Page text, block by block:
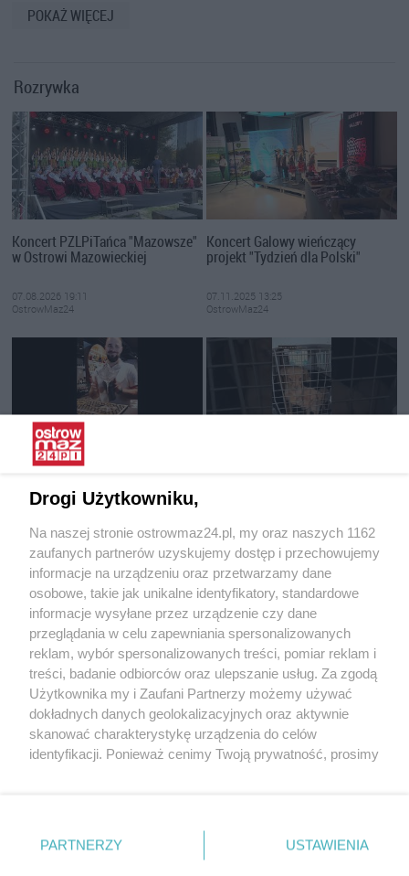
POKAŻ WIĘCEJ
Rozrywka
Koncert PZLPiTańca "Mazowsze"
w Ostrowi Mazowieckiej
07.08.2026 19:11
OstrowMaz24
Koncert Galowy wieńczący
projekt "Tydzień dla Polski"
07.11.2025 13:25
OstrowMaz24
Restauracja W.O.R zaprasza na
OstrowMaz24
OstrowMaz24
Wieczór z muzyką Krzysztofa
Krawczyka w Starej Elektrowni
07.05.2025 12:31
OstrowMaz24
Spotkanie z Rafałem
Trzaskowskim w Ostrowi
Mazowieckiej
06.04.2025 13:49
OstrowMaz24
Drogi Użytkowniku,
Na naszej stronie ostrowmaz24.pl, my oraz naszych 1162
zaufanych partnerów uzyskujemy dostęp i przechowujemy
informacje na urządzeniu oraz przetwarzamy dane
osobowe, takie jak unikalne identyfikatory, standardowe
informacje wysyłane przez urządzenie czy dane
przeglądania w celu zapewniania spersonalizowanych
reklam, wybór spersonalizowanych treści, pomiar reklam i
treści, badanie odbiorców oraz ulepszanie usług. Za zgodą
Użytkownika my i Zaufani Partnerzy możemy używać
dokładnych danych geolokalizacyjnych oraz aktywnie
skanować charakterystykę urządzenia do celów
identyfikacji. Ponieważ cenimy Twoją prywatność, prosimy
prywatności znajdujący się w lewym dolnym rogu strony
. Niektóre rodzaje przetwarzania danych nie wymagają
PARTNERZY USTAWIENIA